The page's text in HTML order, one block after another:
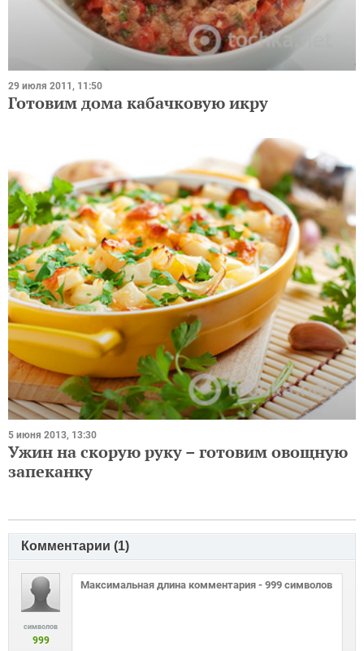
29 июля 2011, 11:50
Готовим дома кабачковую икру
5 июня 2013, 13:30
Ужин на скорую руку – готовим овощную
запеканку
Комментарии (1)
символов
999